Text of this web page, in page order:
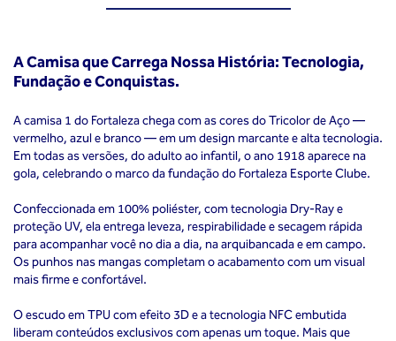
A Camisa que Carrega Nossa História: Tecnologia,
Fundação e Conquistas.
A camisa 1 do Fortaleza chega com as cores do Tricolor de Aço —
vermelho, azul e branco — em um design marcante e alta tecnologia.
Em todas as versões, do adulto ao infantil, o ano 1918 aparece na
gola, celebrando o marco da fundação do Fortaleza Esporte Clube.
Confeccionada em 100% poliéster, com tecnologia Dry-Ray e
proteção UV, ela entrega leveza, respirabilidade e secagem rápida
para acompanhar você no dia a dia, na arquibancada e em campo.
Os punhos nas mangas completam o acabamento com um visual
mais firme e confortável.
O escudo em TPU com efeito 3D e a tecnologia NFC embutida
liberam conteúdos exclusivos com apenas um toque. Mais que